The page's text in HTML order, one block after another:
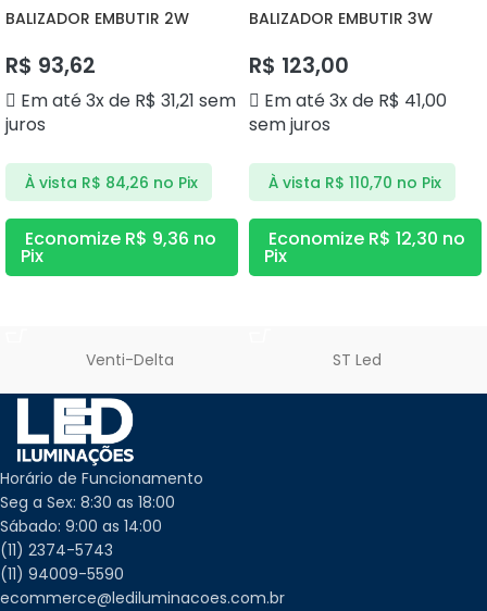
BALIZADOR EMBUTIR 2W
R$ 93,62
Em até 3x de R$ 31,21 sem
juros
À vista R$ 84,26 no Pix
Economize R$ 9,36 no
Pix
BALIZADOR EMBUTIR 3W
R$ 123,00
Em até 3x de R$ 41,00
sem juros
À vista R$ 110,70 no Pix
Economize R$ 12,30 no
Pix
Venti-Delta ST Led
Horário de Funcionamento
Seg a Sex: 8:30 as 18:00
Sábado: 9:00 as 14:00
(11) 2374-5743
(11) 94009-5590
ecommerce@lediluminacoes.com.br